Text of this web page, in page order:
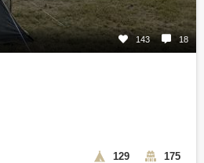
143 18
129 175